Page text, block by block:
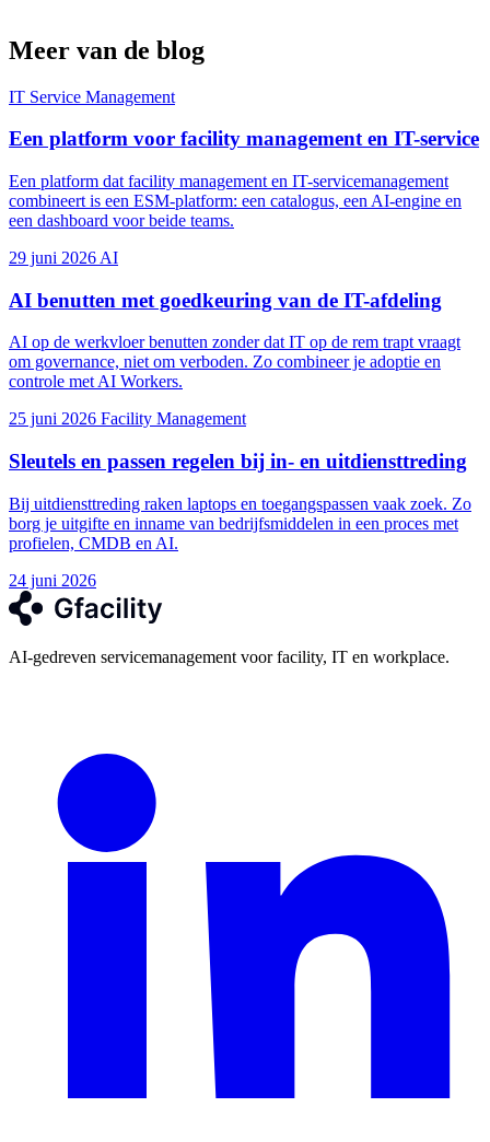
Meer van de blog
IT Service Management
Een platform voor facility management en IT-service
Een platform dat facility management en IT-servicemanagement
combineert is een ESM-platform: een catalogus, een AI-engine en
een dashboard voor beide teams.
29 juni 2026 AI
AI benutten met goedkeuring van de IT-afdeling
AI op de werkvloer benutten zonder dat IT op de rem trapt vraagt
om governance, niet om verboden. Zo combineer je adoptie en
controle met AI Workers.
25 juni 2026 Facility Management
Sleutels en passen regelen bij in- en uitdiensttreding
Bij uitdiensttreding raken laptops en toegangspassen vaak zoek. Zo
borg je uitgifte en inname van bedrijfsmiddelen in een proces met
profielen, CMDB en AI.
24 juni 2026
AI-gedreven servicemanagement voor facility, IT en workplace.